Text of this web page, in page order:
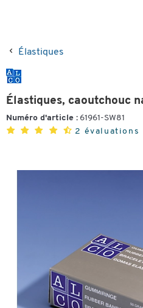
Élastiques
Élastiques, caoutchouc
Numéro d'article : 61961-SW81
2 évaluations